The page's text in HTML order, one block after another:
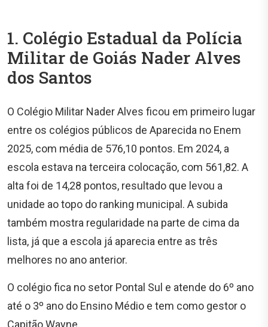
1. Colégio Estadual da Polícia
Militar de Goiás Nader Alves
dos Santos
O Colégio Militar Nader Alves ficou em primeiro lugar
entre os colégios públicos de Aparecida no Enem
2025, com média de 576,10 pontos. Em 2024, a
escola estava na terceira colocação, com 561,82. A
alta foi de 14,28 pontos, resultado que levou a
unidade ao topo do ranking municipal. A subida
também mostra regularidade na parte de cima da
lista, já que a escola já aparecia entre as três
melhores no ano anterior.
O colégio fica no setor Pontal Sul e atende do 6º ano
até o 3º ano do Ensino Médio e tem como gestor o
Capitão Wayne.